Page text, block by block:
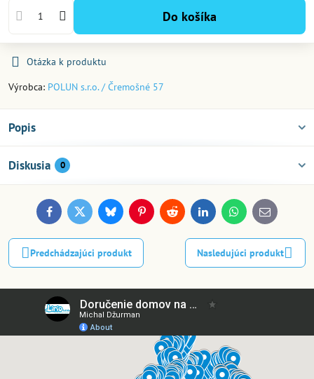
Do košíka
Otázka k produktu
Výrobca: POLUN s.r.o. / Čremošné 57
Popis
Diskusia 0
FacebookTwitterBlueskyPinterestReddit LinkedInWhatsApp
E-
mail
Predchádzajúci produkt Nasledujúci produkt